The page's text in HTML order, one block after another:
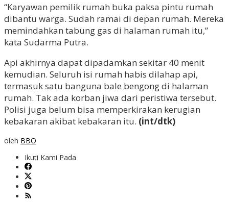
“Karyawan pemilik rumah buka paksa pintu rumah
dibantu warga. Sudah ramai di depan rumah. Mereka
memindahkan tabung gas di halaman rumah itu,”
kata Sudarma Putra.
Api akhirnya dapat dipadamkan sekitar 40 menit
kemudian. Seluruh isi rumah habis dilahap api,
termasuk satu banguna bale bengong di halaman
rumah. Tak ada korban jiwa dari peristiwa tersebut.
Polisi juga belum bisa memperkirakan kerugian
kebakaran akibat kebakaran itu. (int/dtk)
oleh BBO
Ikuti Kami Pada